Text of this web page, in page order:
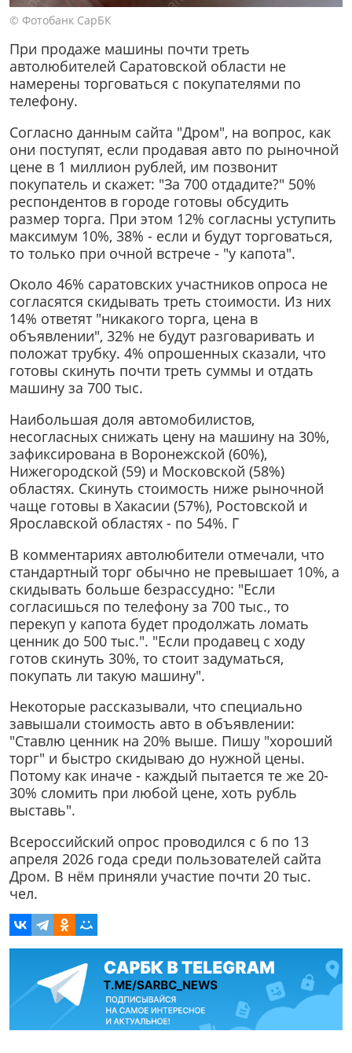
© Фотобанк СарБК
При продаже машины почти треть
автолюбителей Саратовской области не
намерены торговаться с покупателями по
телефону.
Согласно данным сайта "Дром", на вопрос, как
они поступят, если продавая авто по рыночной
цене в 1 миллион рублей, им позвонит
покупатель и скажет: "За 700 отдадите?" 50%
респондентов в городе готовы обсудить
размер торга. При этом 12% согласны уступить
максимум 10%, 38% - если и будут торговаться,
то только при очной встрече - "у капота".
Около 46% саратовских участников опроса не
согласятся скидывать треть стоимости. Из них
14% ответят "никакого торга, цена в
объявлении", 32% не будут разговаривать и
положат трубку. 4% опрошенных сказали, что
готовы скинуть почти треть суммы и отдать
машину за 700 тыс.
Наибольшая доля автомобилистов,
несогласных снижать цену на машину на 30%,
зафиксирована в Воронежской (60%),
Нижегородской (59) и Московской (58%)
областях. Скинуть стоимость ниже рыночной
чаще готовы в Хакасии (57%), Ростовской и
Ярославской областях - по 54%. Г
В комментариях автолюбители отмечали, что
стандартный торг обычно не превышает 10%, а
скидывать больше безрассудно: "Если
согласишься по телефону за 700 тыс., то
перекуп у капота будет продолжать ломать
ценник до 500 тыс.". "Если продавец с ходу
готов скинуть 30%, то стоит задуматься,
покупать ли такую машину".
Некоторые рассказывали, что специально
завышали стоимость авто в объявлении:
"Ставлю ценник на 20% выше. Пишу "хороший
торг" и быстро скидываю до нужной цены.
Потому как иначе - каждый пытается те же 20-
30% сломить при любой цене, хоть рубль
выставь".
Всероссийский опрос проводился с 6 по 13
апреля 2026 года среди пользователей сайта
Дром. В нём приняли участие почти 20 тыс.
чел.